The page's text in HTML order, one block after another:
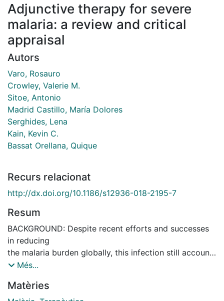
Adjunctive therapy for severe
malaria: a review and critical
appraisal
Autors
Varo, Rosauro
Crowley, Valerie M.
Sitoe, Antonio
Madrid Castillo, María Dolores
Serghides, Lena
Kain, Kevin C.
Bassat Orellana, Quique
Recurs relacionat
http://dx.doi.org/10.1186/s12936-018-2195-7
Resum
BACKGROUND: Despite recent efforts and successes
in reducing
the malaria burden globally, this infection still accounts
for
malaria cases, and approximately 429,000 deaths
Més...
Matèries